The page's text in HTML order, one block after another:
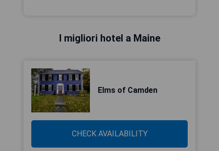
I migliori hotel a Maine
Elms of Camden
CHECK AVAILABILITY